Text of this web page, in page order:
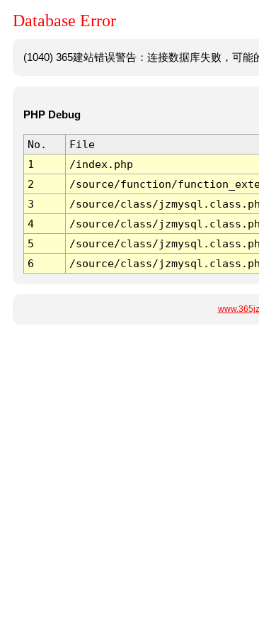
Database Error
(1040) 365建站错误警告：连接数据库失败，可能
PHP Debug
No. File
1
/index.php
2
/source/function/
3
/source/class/
4
/source/class/
5
/source/class/
6
/source/class/